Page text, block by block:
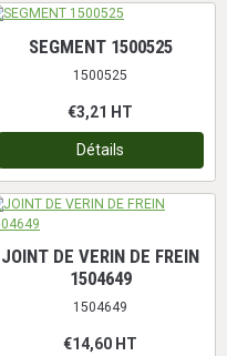
SEGMENT 1500525
1500525
€3,21 HT
Détails
JOINT DE VERIN DE FREIN
1504649
1504649
€14,60 HT